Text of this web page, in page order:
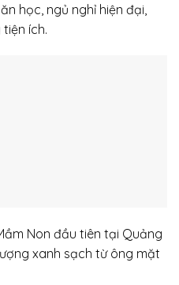
học, ngủ nghỉ hiện đại,
ích.
Non đầu tiên tại Quảng
xanh sạch từ ông mặt